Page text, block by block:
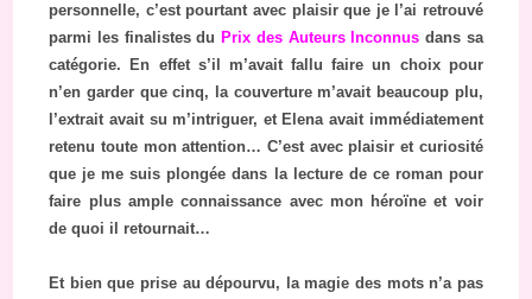
personnelle, c’est pourtant avec plaisir que je l’ai retrouvé
parmi les finalistes du Prix des Auteurs Inconnus dans sa
catégorie. En effet s’il m’avait fallu faire un choix pour
n’en garder que cinq, la couverture m’avait beaucoup plu,
l’extrait avait su m’intriguer, et Elena avait immédiatement
retenu toute mon attention… C’est avec plaisir et curiosité
que je me suis plongée dans la lecture de ce roman pour
faire plus ample connaissance avec mon héroïne et voir
de quoi il retournait…
Et bien que prise au dépourvu, la magie des mots n’a pas